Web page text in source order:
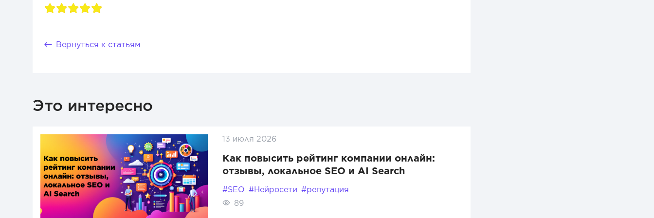
Вернуться к статьям
Это интересно
13 июля 2026
Как повысить рейтинг компании онлайн:
отзывы, локальное SEO и AI Search
#SEO #Нейросети #репутация
89